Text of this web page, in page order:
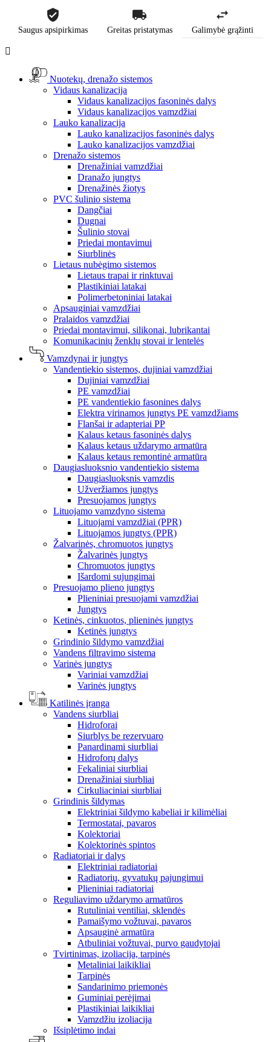
Saugus apsipirkimas Greitas pristatymas Galimybė grąžinti

Nuotekų, drenažo sistemos
Vidaus kanalizacija
Vidaus kanalizacijos fasoninės dalys
Vidaus kanalizacijos vamzdžiai
Lauko kanalizacija
Lauko kanalizacijos fasoninės dalys
Lauko kanalizacijos vamzdžiai
Drenažo sistemos
Drenažiniai vamzdžiai
Dranažo jungtys
Drenažinės žiotys
PVC šulinio sistema
Dangčiai
Dugnai
Šulinio stovai
Priedai montavimui
Siurblinės
Lietaus nubėgimo sistemos
Lietaus trapai ir rinktuvai
Plastikiniai latakai
Polimerbetoniniai latakai
Apsauginiai vamzdžiai
Pralaidos vamzdžiai
Priedai montavimui, silikonai, lubrikantai
Komunikacinių ženklų stovai ir lentelės
Vamzdynai ir jungtys
Vandentiekio sistemos, dujiniai vamzdžiai
Dujiniai vamzdžiai
PE vamzdžiai
PE vandentiekio fasonines dalys
Elektra virinamos jungtys PE vamzdžiams
Flanšai ir adapteriai PP
Kalaus ketaus fasoninės dalys
Kalaus ketaus uždarymo armatūra
Kalaus ketaus remontinė armatūra
Daugiasluoksnio vandentiekio sistema
Daugiasluoksnis vamzdis
Užveržiamos jungtys
Presuojamos jungtys
Lituojamo vamzdyno sistema
Lituojami vamzdžiai (PPR)
Lituojamos jungtys (PPR)
Žalvarinės, chromuotos jungtys
Žalvarinės jungtys
Chromuotos jungtys
Išardomi sujungimai
Presuojamo plieno jungtys
Plieniniai presuojami vamzdžiai
Jungtys
Ketinės, cinkuotos, plieninės jungtys
Ketinės jungtys
Grindinio šildymo vamzdžiai
Vandens filtravimo sistema
Varinės jungtys
Variniai vamzdžiai
Varinės jungtys
Katilinės įranga
Vandens siurbliai
Hidroforai
Siurblys be rezervuaro
Panardinami siurbliai
Hidroforų dalys
Fekaliniai siurbliai
Drenažiniai siurbliai
Cirkuliaciniai siurbliai
Grindinis šildymas
Elektriniai šildymo kabeliai ir kilimėliai
Termostatai, pavaros
Kolektoriai
Kolektorinės spintos
Radiatoriai ir dalys
Elektriniai radiatoriai
Radiatorių, gyvatukų pajungimui
Plieniniai radiatoriai
Reguliavimo uždarymo armatūros
Rutuliniai ventiliai, sklendės
Pamaišymo vožtuvai, pavaros
Apsauginė armatūra
Atbuliniai vožtuvai, purvo gaudytojai
Tvirtinimas, izoliacija, tarpinės
Metaliniai laikikliai
Tarpinės
Sandarinimo priemonės
Guminiai perėjimai
Plastikiniai laikikliai
Vamzdžiu izoliacija
Išsiplėtimo indai